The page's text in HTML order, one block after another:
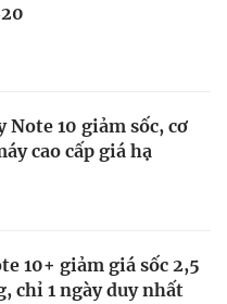
Note 10 giảm sốc, cơ
cao cấp giá hạ
10+ giảm giá sốc 2,5
chỉ 1 ngày duy nhất